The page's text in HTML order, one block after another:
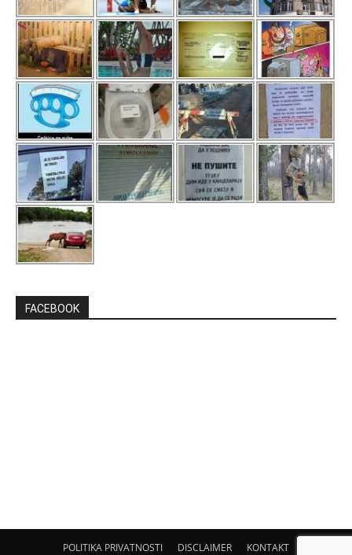
FACEBOOK
POLITIKA PRIVATNOSTI DISCLAIMER KONTAKT